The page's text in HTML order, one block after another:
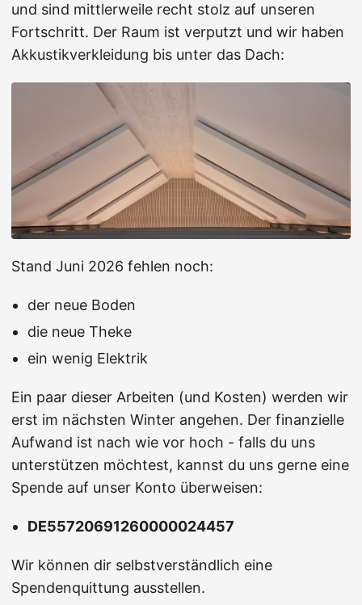
und sind mittlerweile recht stolz auf unseren
Fortschritt. Der Raum ist verputzt und wir haben
Akkustikverkleidung bis unter das Dach:
Stand Juni 2026 fehlen noch:
der neue Boden
die neue Theke
ein wenig Elektrik
Ein paar dieser Arbeiten (und Kosten) werden wir
erst im nächsten Winter angehen. Der finanzielle
Aufwand ist nach wie vor hoch - falls du uns
unterstützen möchtest, kannst du uns gerne eine
Spende auf unser Konto überweisen:
DE55720691260000024457
Wir können dir selbstverständlich eine
Spendenquittung ausstellen.